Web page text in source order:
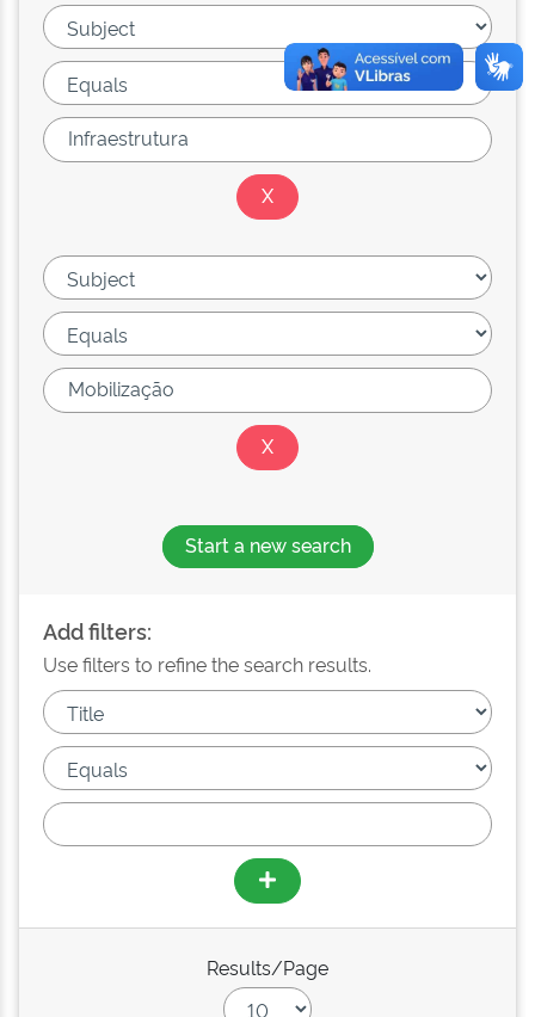
Start a new search
Add filters:
Use filters to refine the search results.
Results/Page